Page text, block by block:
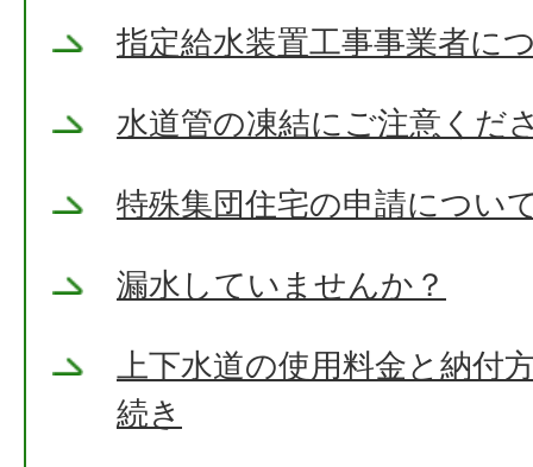
指定給水装置工事事業者に
水道管の凍結にご注意くだ
特殊集団住宅の申請につい
漏水していませんか？
上下水道の使用料金と納付
続き